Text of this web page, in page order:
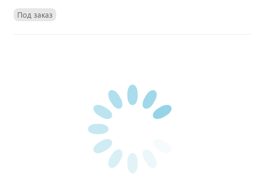
Под заказ